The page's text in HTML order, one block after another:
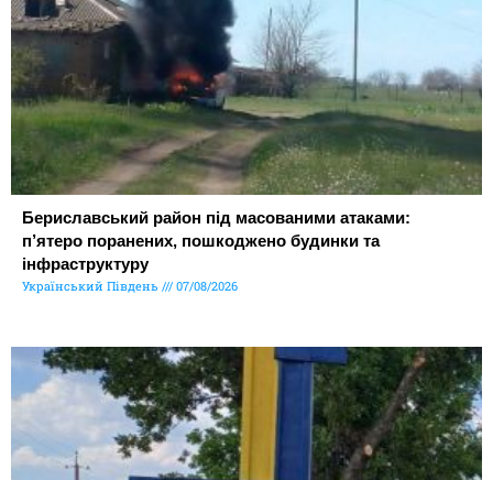
Бериславський район під масованими атаками:
п’ятеро поранених, пошкоджено будинки та
інфраструктуру
Український Південь 07/08/2026